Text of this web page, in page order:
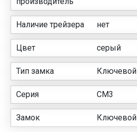
Наличие трейзера нет
Цвет серый
Тип замка Ключевой
Серия СМ3
Замок Ключевой